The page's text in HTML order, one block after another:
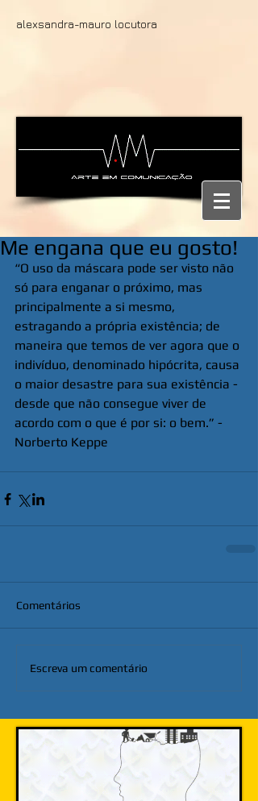
alexsandra-mauro locutora
Me engana que eu gosto!
“O uso da máscara pode ser visto não
só para enganar o próximo, mas
principalmente a si mesmo,
estragando a própria existência; de
maneira que temos de ver agora que o
indivíduo, denominado hipócrita, causa
o maior desastre para sua existência -
desde que não consegue viver de
acordo com o que é por si: o bem.” -
Norberto Keppe
Comentários
Escreva um comentário